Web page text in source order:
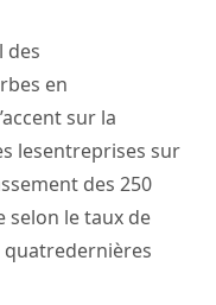
des
en
sur la
lesentreprises sur
des 250
selon le taux de
quatredernières